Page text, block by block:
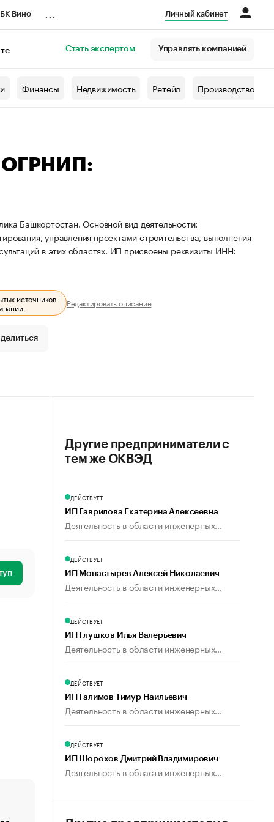
Вино Личный кабинет
Стать экспертом Управлять компанией
Финансы Недвижимость Ретейл Производство
ОГРНИП:
Башкортостан. Основной вид деятельности:
управления проектами строительства, выполнения
в этих областях. ИП присвоены реквизиты ИНН:
источников. Редактировать описание
Другие предприниматели с
тем же ОКВЭД
ДЕЙСТВУЕТ
ИП Гаврилова Екатерина Алексеевна
Деятельность в области инженерных...
ДЕЙСТВУЕТ
ИП Монастырев Алексей Николаевич
Деятельность в области инженерных...
ДЕЙСТВУЕТ
ИП Глушков Илья Валерьевич
Деятельность в области инженерных...
ДЕЙСТВУЕТ
ИП Галимов Тимур Наильевич
Деятельность в области инженерных...
ДЕЙСТВУЕТ
ИП Шорохов Дмитрий Владимирович
Деятельность в области инженерных...